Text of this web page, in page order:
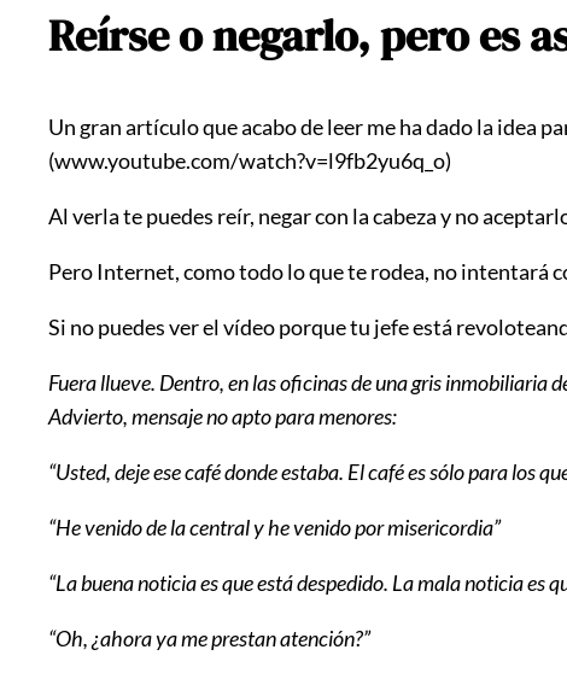
Reírse o negarlo, pero es
Un gran artículo que acabo de leer me ha dado la idea
(www.youtube.com/watch?v=l9fb2yu6q_o)
Al verla te puedes reír, negar con la cabeza y no
Pero Internet, como todo lo que te rodea, no intentará
Si no puedes ver el vídeo porque tu jefe está
Fuera llueve. Dentro, en las oficinas de una gris inmobiliaria
Advierto, mensaje no apto para menores:
“Usted, deje ese café donde estaba. El café es sólo para los
“He venido de la central y he venido por misericordia”
“La buena noticia es que está despedido. La mala noticia es
“Oh, ¿ahora ya me prestan atención?”